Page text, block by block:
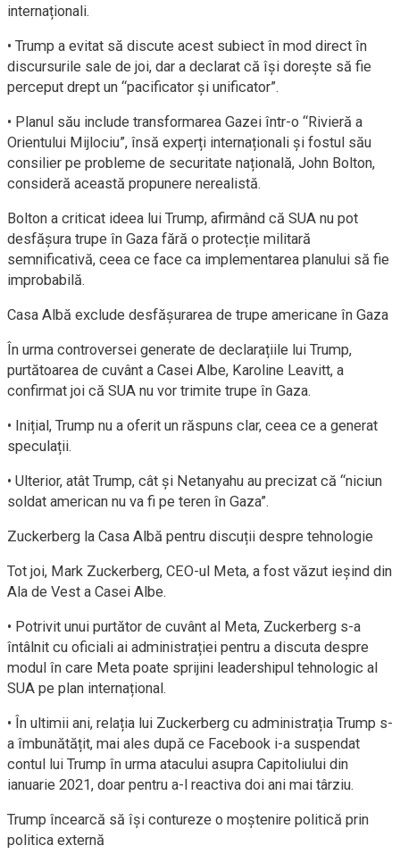
internaționali.
• Trump a evitat să discute acest subiect în mod direct în
discursurile sale de joi, dar a declarat că își dorește să fie
perceput drept un “pacificator și unificator”.
• Planul său include transformarea Gazei într-o “Rivieră a
Orientului Mijlociu”, însă experți internaționali și fostul său
consilier pe probleme de securitate națională, John Bolton,
consideră această propunere nerealistă.
Bolton a criticat ideea lui Trump, afirmând că SUA nu pot
desfășura trupe în Gaza fără o protecție militară
semnificativă, ceea ce face ca implementarea planului să fie
improbabilă.
Casa Albă exclude desfășurarea de trupe americane în Gaza
În urma controversei generate de declarațiile lui Trump,
purtătoarea de cuvânt a Casei Albe, Karoline Leavitt, a
confirmat joi că SUA nu vor trimite trupe în Gaza.
• Inițial, Trump nu a oferit un răspuns clar, ceea ce a generat
speculații.
• Ulterior, atât Trump, cât și Netanyahu au precizat că “niciun
soldat american nu va fi pe teren în Gaza”.
Zuckerberg la Casa Albă pentru discuții despre tehnologie
Tot joi, Mark Zuckerberg, CEO-ul Meta, a fost văzut ieșind din
Ala de Vest a Casei Albe.
• Potrivit unui purtător de cuvânt al Meta, Zuckerberg s-a
întâlnit cu oficiali ai administrației pentru a discuta despre
modul în care Meta poate sprijini leadershipul tehnologic al
SUA pe plan internațional.
• În ultimii ani, relația lui Zuckerberg cu administrația Trump s-
a îmbunătățit, mai ales după ce Facebook i-a suspendat
contul lui Trump în urma atacului asupra Capitoliului din
ianuarie 2021, doar pentru a-l reactiva doi ani mai târziu.
Trump încearcă să își contureze o moștenire politică prin
politica externă